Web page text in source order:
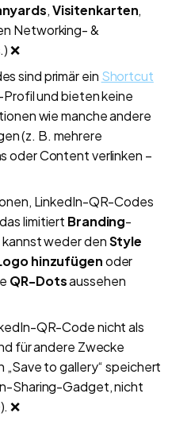
,Visitenkarten,
Networking- &
❌
sind primär ein Shortcut
Profil und bieten keine
wie manche andere
(z. B. mehrere
oder Content verlinken –
LinkedIn-QR-Codes
limitiert Branding-
weder denStyle
hinzufügenoder
QR-Dotsaussehen
QR-Code nicht als
für andere Zwecke
to gallery“ speichert
Sharing-Gadget, nicht
❌